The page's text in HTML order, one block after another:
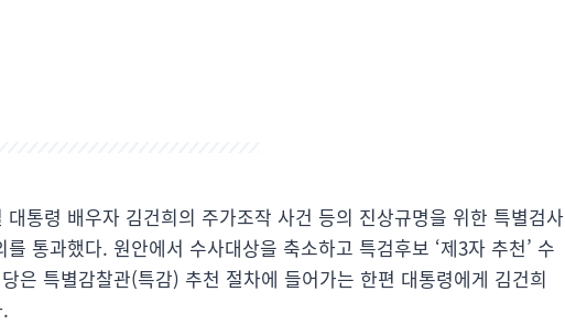
통령 배우자 김건희의 주가조작 사건 등의 진상규명을 위한 특별검사
통과했다. 원안에서 수사대상을 축소하고 특검후보 ‘제3자 추천’ 수
은 특별감찰관(특감) 추천 절차에 들어가는 한편 대통령에게 김건희